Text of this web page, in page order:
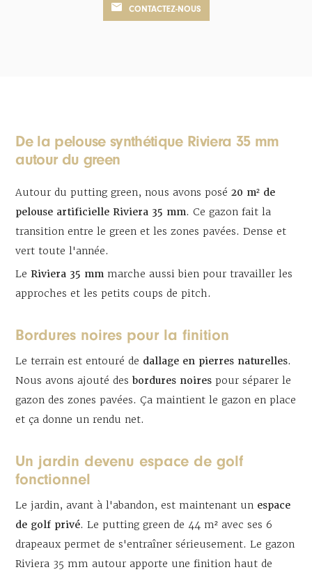
CONTACTEZ-NOUS
De la pelouse synthétique Riviera 35 mm
autour du green
Autour du putting green, nous avons posé20 m² de
pelouse artificielle Riviera 35 mm. Ce gazon fait la
transition entre le green et les zones pavées. Dense et
vert toute l'année.
Le Riviera 35 mm marche aussi bien pour travailler les
approches et les petits coups de pitch.
Bordures noires pour la finition
Le terrain est entouré de dallage en pierres naturelles.
Nous avons ajouté desbordures noires pour séparer le
gazon des zones pavées. Ça maintient le gazon en place
et ça donne un rendu net.
Un jardin devenu espace de golf
fonctionnel
Le jardin, avant à l'abandon, est maintenant un espace
de golf privé. Le putting green de 44 m² avec ses 6
drapeaux permet de s'entraîner sérieusement. Le gazon
Riviera 35 mm autour apporte une finition haut de